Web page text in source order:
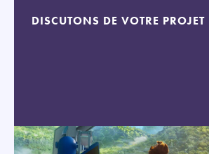
DISCUTONS DE VOTRE PROJET